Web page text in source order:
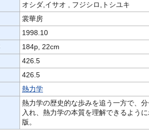
オシダ,イサオ , フジシロ,トシユキ
裳華房
1998.10
184p, 22cm
426.5
426.5
熱力学
熱力学の歴史的な歩みを追う一方で、
入れ、熱力学の本質を理解できるよう
版。